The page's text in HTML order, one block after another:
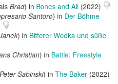
Brad) in Bones and All (2022)
Santoro) in Der Böhme
) in Bitterer Wodka und süße
Christian) in Battle: Freestyle
Peter Sabinski) in The Baker (2022)